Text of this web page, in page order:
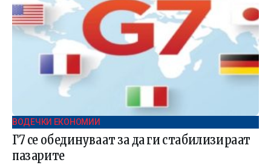
ВОДЕЧКИ ЕКОНОМИИ
Г7 се обединуваат за да ги стабилизираат
пазарите